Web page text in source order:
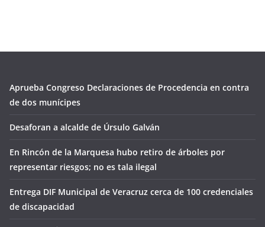
Aprueba Congreso Declaraciones de Procedencia en contra
de dos munícipes
Desaforan a alcalde de Úrsulo Galván
En Rincón de la Marquesa hubo retiro de árboles por
representar riesgos; no es tala ilegal
Entrega DIF Municipal de Veracruz cerca de 100 credenciales
de discapacidad